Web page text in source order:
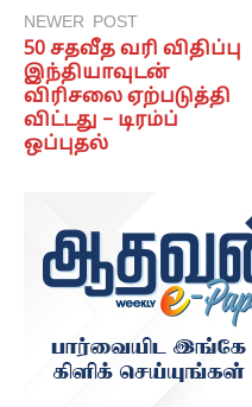
NEWER POST
50 சதவீத வரி விதிப்பு
இந்தியாவுடன்
விரிசலை ஏற்படுத்தி
விட்டது – டிரம்ப்
ஒப்புதல்